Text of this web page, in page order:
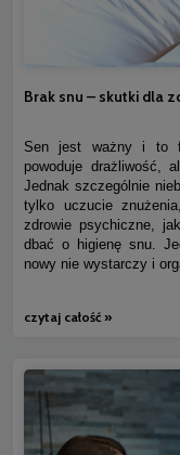
Brak snu – skutki dla
Sen jest ważny i to
powoduje drażliwość,
Jednak szczególnie
tylko uczucie
zdrowie psychiczne,
dbać o higienę snu.
nowy nie wystarczy i
czytaj całość »